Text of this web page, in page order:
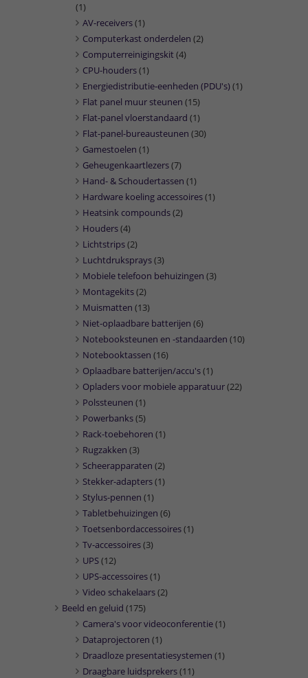
(1)
AV-receivers(1)
Computerkast onderdelen (2)
Computerreinigingskit(4)
CPU-houders(1)
Energiedistributie-eenheden (PDU's)(1)
Flat panel muur steunen (15)
Flat-panel vloerstandaard (1)
Flat-panel-bureausteunen (30)
Gamestoelen (1)
Geheugenkaartlezers(7)
Hand- & Schoudertassen (1)
Hardware koeling accessoires(1)
Heatsink compounds(2)
Houders(4)
Lichtstrips(2)
Luchtdruksprays(3)
Mobiele telefoon behuizingen (3)
Montagekits(2)
Muismatten (13)
Niet-oplaadbare batterijen (6)
Notebooksteunen en -standaarden (10)
Notebooktassen (16)
Oplaadbare batterijen/accu's(1)
Opladers voor mobiele apparatuur(22)
Polssteunen (1)
Powerbanks(5)
Rack-toebehoren (1)
Rugzakken (3)
Scheerapparaten (2)
Stekker-adapters(1)
Stylus-pennen (1)
Tabletbehuizingen (6)
Toetsenbordaccessoires(1)
Tv-accessoires(3)
UPS(12)
UPS-accessoires(1)
Video schakelaars(2)
Beeld en geluid (175)
Camera's voor videoconferentie(1)
Dataprojectoren (1)
Draadloze presentatiesystemen (1)
Draagbare luidsprekers(11)